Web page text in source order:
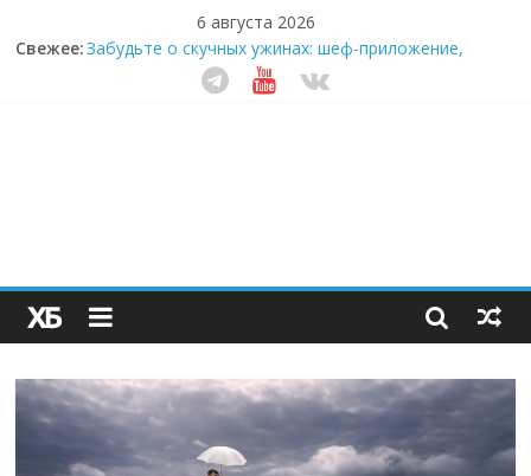
6 августа 2026
Свежее:
Секрет супергидратации: почему кокосовая вода с
пребиотиками становится главным трендом
здорового питания
Как простая наклейка заставляет миллионы людей
не забывать о самом важном креме этим летом